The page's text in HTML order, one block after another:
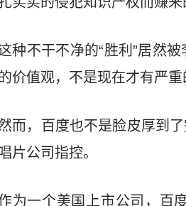
种不干不净的“胜利”居然
价值观，不是现在才有严
而，百度也不是脸皮厚到
片公司指控。
为一个美国上市公司，百